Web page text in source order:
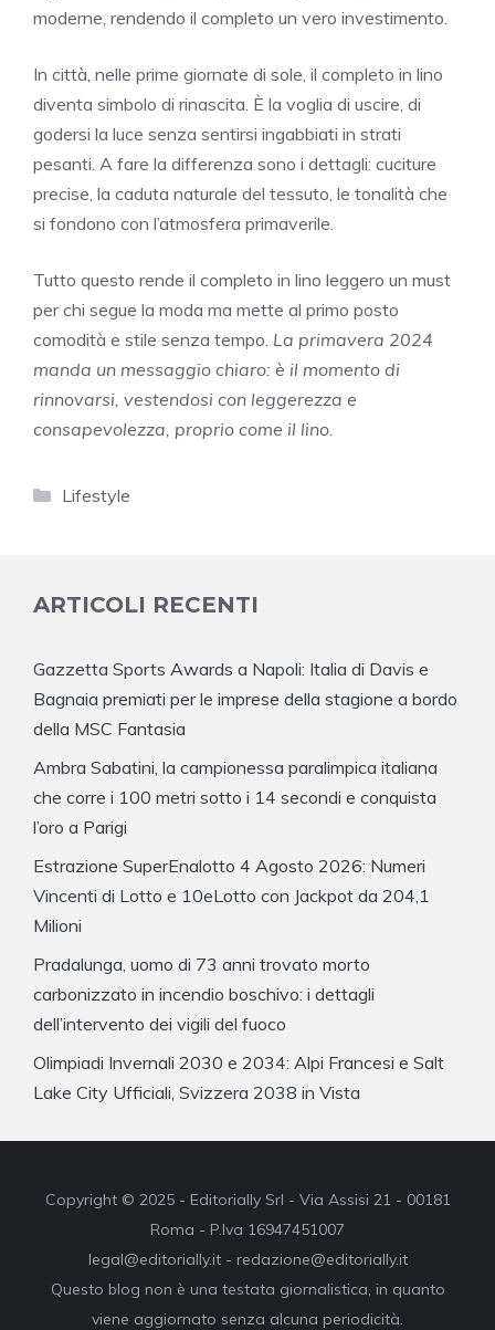
moderne, rendendo il completo un vero investimento.
In città, nelle prime giornate di sole, il completo in lino
diventa simbolo di rinascita. È la voglia di uscire, di
godersi la luce senza sentirsi ingabbiati in strati
pesanti. A fare la differenza sono i dettagli: cuciture
precise, la caduta naturale del tessuto, le tonalità che
si fondono con l’atmosfera primaverile.
Tutto questo rende il completo in lino leggero un must
per chi segue la moda ma mette al primo posto
comodità e stile senza tempo. La primavera 2024
manda un messaggio chiaro: è il momento di
rinnovarsi, vestendosi con leggerezza e
consapevolezza, proprio come il lino.
Categorie
Lifestyle
ARTICOLI RECENTI
Gazzetta Sports Awards a Napoli: Italia di Davis e
Bagnaia premiati per le imprese della stagione a bordo
della MSC Fantasia
Ambra Sabatini, la campionessa paralimpica italiana
che corre i 100 metri sotto i 14 secondi e conquista
l’oro a Parigi
Estrazione SuperEnalotto 4 Agosto 2026: Numeri
Vincenti di Lotto e 10eLotto con Jackpot da 204,1
Milioni
Pradalunga, uomo di 73 anni trovato morto
carbonizzato in incendio boschivo: i dettagli
dell’intervento dei vigili del fuoco
Olimpiadi Invernali 2030 e 2034: Alpi Francesi e Salt
Lake City Ufficiali, Svizzera 2038 in Vista
Copyright © 2025 - Editorially Srl - Via Assisi 21 - 00181
Roma - P.Iva 16947451007
legal@editorially.it - redazione@editorially.it
Questo blog non è una testata giornalistica, in quanto
viene aggiornato senza alcuna periodicità.